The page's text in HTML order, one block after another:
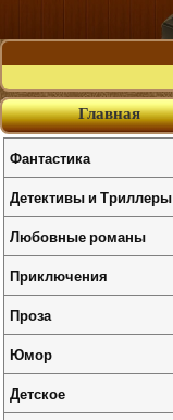
Главная
Фантастика
Детективы и Триллеры
Любовные романы
Приключения
Проза
Юмор
Детское